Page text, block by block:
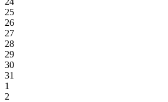
25
26
27
28
29
30
31
1
2